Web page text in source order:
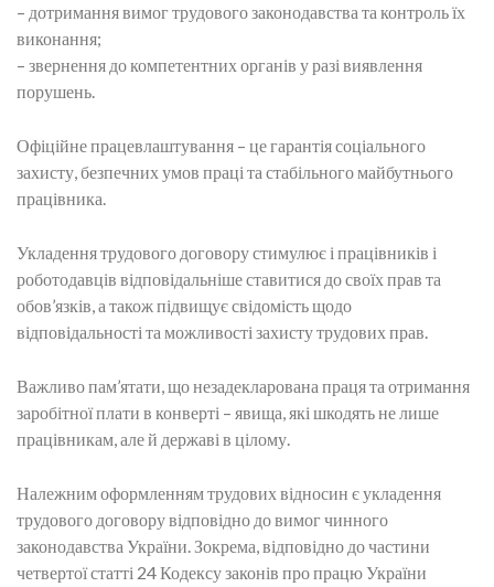
– дотримання вимог трудового законодавства та контроль їх
виконання;
– звернення до компетентних органів у разі виявлення
порушень.
Офіційне працевлаштування – це гарантія соціального
захисту, безпечних умов праці та стабільного майбутнього
працівника.
Укладення трудового договору стимулює і працівників і
роботодавців відповідальніше ставитися до своїх прав та
обов’язків, а також підвищує свідомість щодо
відповідальності та можливості захисту трудових прав.
Важливо пам’ятати, що незадекларована праця та отримання
заробітної плати в конверті – явища, які шкодять не лише
працівникам, але й державі в цілому.
Належним оформленням трудових відносин є укладення
трудового договору відповідно до вимог чинного
законодавства України. Зокрема, відповідно до частини
четвертої статті 24 Кодексу законів про працю України